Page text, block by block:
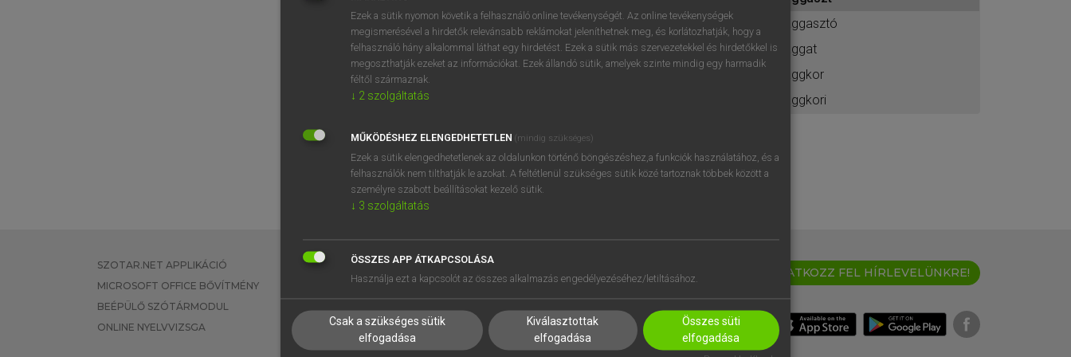
BELÉPÉS
próbaverziójának elindításához
regisztrálok ésbelépek.
REGISZTRÁCIÓ
aggasztó
aggat
aggkor
aggkori
SZOTAR.NET APPLIKÁCIÓ
MICROSOFT OFFICE BŐVÍTMÉNY
BEÉPÜLŐ SZÓTÁRMODUL
ONLINE NYELVVIZSGA
EGYÉNI FELHASZNÁLÓKNAK
TANULÓKNAK
VÁLLALATI MEGOLDÁSOK
SÚGÓ
RÓLUNK
SÜTI BEÁLLÍTÁSOK
IRATKOZZ FEL HÍRLEVELÜNKRE!
Ezek a sütik nyomon követik a felhasználó online tevékenységét. Az online tevékenységek
megismerésével a hirdetők relevánsabb reklámokat jeleníthetnek meg, és korlátozhatják, hogy a
felhasználó hány alkalommal láthat egy hirdetést. Ezek a sütik más szervezetekkel és hirdetőkkel is
megoszthatják ezeket az információkat. Ezek állandó sütik, amelyek szinte mindig egy harmadik
féltől származnak.
↓ 2 szolgáltatás
MŰKÖDÉSHEZ ELENGEDHETETLEN (mindig szükséges)
Ezek a sütik elengedhetetlenek az oldalunkon történő böngészéshez,a funkciók használatához, és a
felhasználók nem tilthatják le azokat. A feltétlenül szükséges sütik közé tartoznak többek között a
személyre szabott beállításokat kezelő sütik.
↓ 3 szolgáltatás
ÖSSZES APP ÁTKAPCSOLÁSA
Használja ezt a kapcsolót az összes alkalmazás engedélyezéséhez/letiltásához.
Csak a szükséges sütik
elfogadása
Kiválasztottak
elfogadása
Összes süti
elfogadása